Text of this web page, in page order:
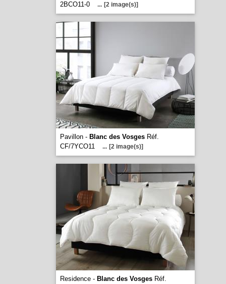
2BCO11-0
... [2 image(s)]
Pavillon - Blanc des VosgesRéf.
CF/7YCO11
... [2 image(s)]
Residence - Blanc des VosgesRéf.